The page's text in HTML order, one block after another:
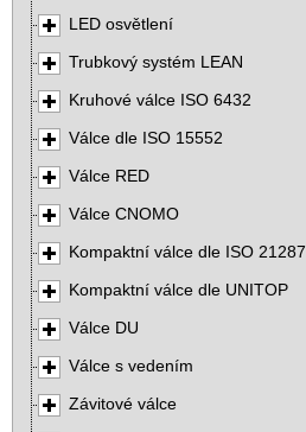
LED osvětlení
Trubkový systém LEAN
Kruhové válce ISO 6432
Válce dle ISO 15552
Válce RED
Válce CNOMO
Kompaktní válce dle ISO 21287
Kompaktní válce dle UNITOP
Válce DU
Válce s vedením
Závitové válce